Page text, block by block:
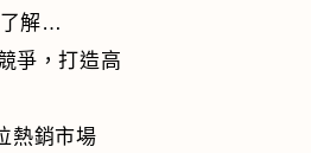
了解…
爭，打造高
熱銷市場